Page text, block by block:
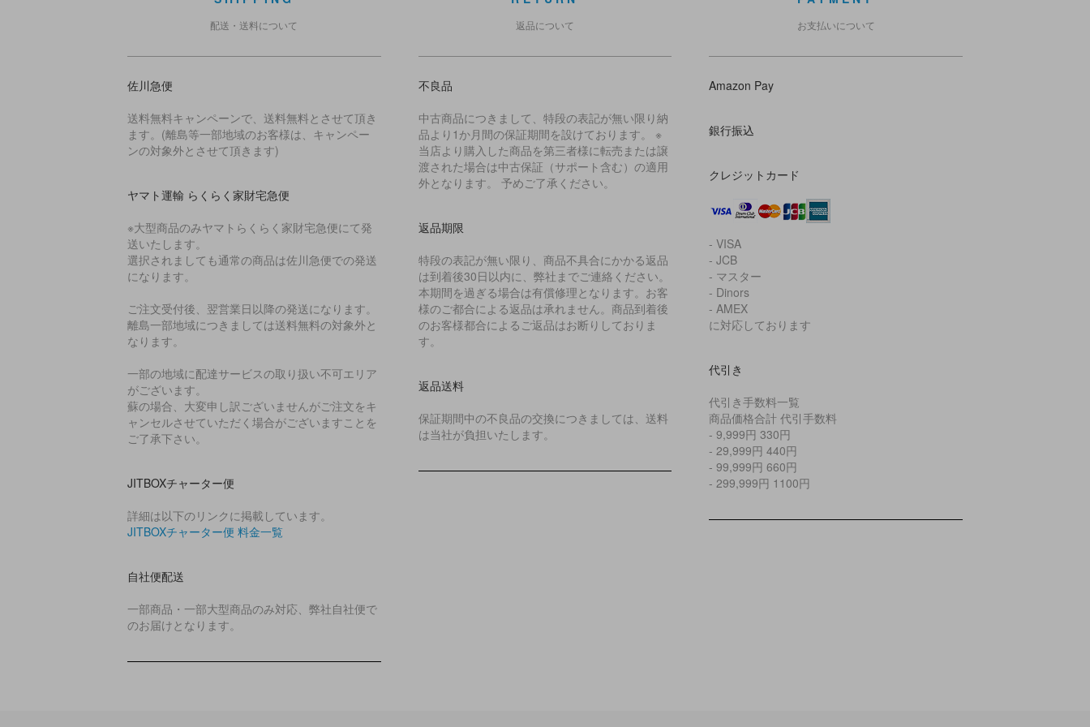
配送・送料について
佐川急便
送料無料キャンペーンで、送料無料とさせて頂き
ます。(離島等一部地域のお客様は、キャンペー
ンの対象外とさせて頂きます)
ヤマト運輸 らくらく家財宅急便
※大型商品のみヤマトらくらく家財宅急便にて発
送いたします。
選択されましても通常の商品は佐川急便での発送
になります。
ご注文受付後、翌営業日以降の発送になります。
離島一部地域につきましては送料無料の対象外と
なります。
一部の地域に配達サービスの取り扱い不可エリア
がございます。
蘇の場合、大変申し訳ございませんがご注文をキ
ャンセルさせていただく場合がございますことを
ご了承下さい。
JITBOXチャーター便
詳細は以下のリンクに掲載しています。
JITBOXチャーター便 料金一覧
自社便配送
一部商品・一部大型商品のみ対応、弊社自社便で
のお届けとなります。
返品について
不良品
中古商品につきまして、特段の表記が無い限り納
品より1か月間の保証期間を設けております。 ※
当店より購入した商品を第三者様に転売または譲
渡された場合は中古保証（サポート含む）の適用
外となります。 予めご了承ください。
返品期限
特段の表記が無い限り、商品不具合にかかる返品
は到着後30日以内に、弊社までご連絡ください。
本期間を過ぎる場合は有償修理となります。お客
様のご都合による返品は承れません。商品到着後
のお客様都合によるご返品はお断りしておりま
す。
返品送料
保証期間中の不良品の交換につきましては、送料
は当社が負担いたします。
お支払いについて
Amazon Pay
銀行振込
クレジットカード
- VISA
- JCB
- マスター
- Dinors
- AMEX
に対応しております
代引き
代引き手数料一覧
商品価格合計 代引手数料
- 9,999円 330円
- 29,999円 440円
- 99,999円 660円
- 299,999円 1100円